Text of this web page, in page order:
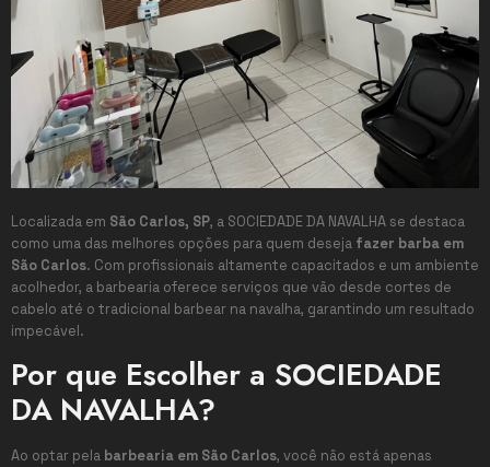
Localizada em São Carlos, SP, a SOCIEDADE DA NAVALHA se destaca
como uma das melhores opções para quem deseja fazer barba em
São Carlos. Com profissionais altamente capacitados e um ambiente
acolhedor, a barbearia oferece serviços que vão desde cortes de
cabelo até o tradicional barbear na navalha, garantindo um resultado
impecável.
Por que Escolher a SOCIEDADE
DA NAVALHA?
Ao optar pela barbearia em São Carlos, você não está apenas